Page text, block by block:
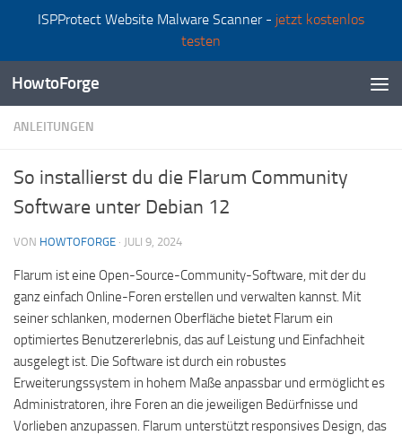
ISPProtect Website Malware Scanner - jetzt kostenlos
testen
Zum Inhalt springen
HowtoForge
ANLEITUNGEN
So installierst du die Flarum Community
Software unter Debian 12
VON HOWTOFORGE · JULI 9, 2024
Flarum ist eine Open-Source-Community-Software, mit der du
ganz einfach Online-Foren erstellen und verwalten kannst. Mit
seiner schlanken, modernen Oberfläche bietet Flarum ein
optimiertes Benutzererlebnis, das auf Leistung und Einfachheit
ausgelegt ist. Die Software ist durch ein robustes
Erweiterungssystem in hohem Maße anpassbar und ermöglicht es
Administratoren, ihre Foren an die jeweiligen Bedürfnisse und
Vorlieben anzupassen. Flarum unterstützt responsives Design, das